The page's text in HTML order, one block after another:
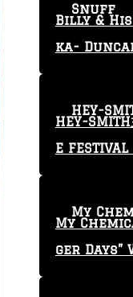
Billy &
ka-
Snuff
HEY-SMITH
E
HEY-
My
ger Days”
My